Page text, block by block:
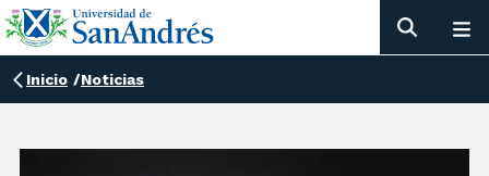
Inicio /Noticias